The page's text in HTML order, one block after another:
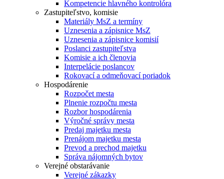
Kompetencie hlavného kontrolóra
Zastupiteľstvo, komisie
Materiály MsZ a termíny
Uznesenia a zápisnice MsZ
Uznesenia a zápisnice komisií
Poslanci zastupiteľstva
Komisie a ich členovia
Interpelácie poslancov
Rokovací a odmeňovací poriadok
Hospodárenie
Rozpočet mesta
Plnenie rozpočtu mesta
Rozbor hospodárenia
Výročné správy mesta
Predaj majetku mesta
Prenájom majetku mesta
Prevod a prechod majetku
Správa nájomných bytov
Verejné obstarávanie
Verejné zákazky